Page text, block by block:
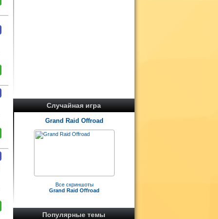
Случайная игра
Grand Raid Offroad
Все скриншоты
Grand Raid Offroad
Популярные темы